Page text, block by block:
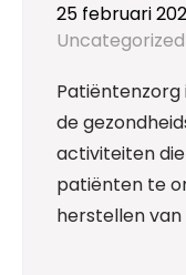
25 februari
Uncategorized
de
activiteiten
patiënten te
herstellen van